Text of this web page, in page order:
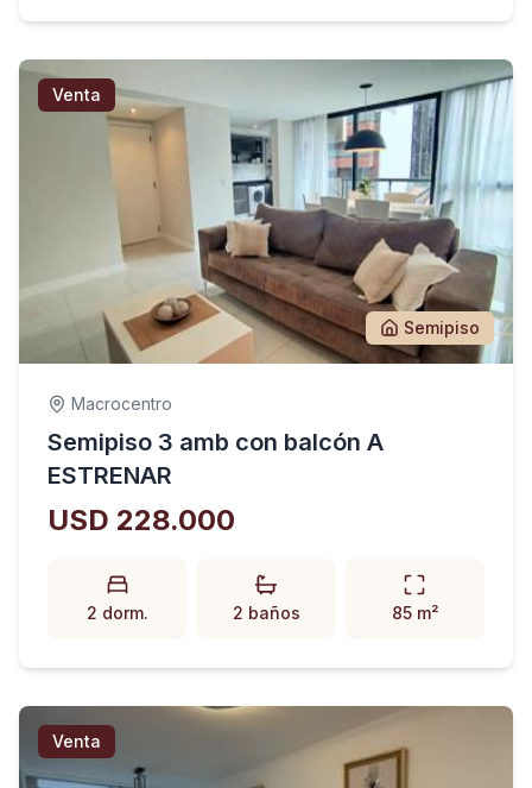
Venta
Semipiso
Macrocentro
Semipiso 3 amb con balcón A
ESTRENAR
USD 228.000
2 dorm. 2 baños 85 m²
Venta